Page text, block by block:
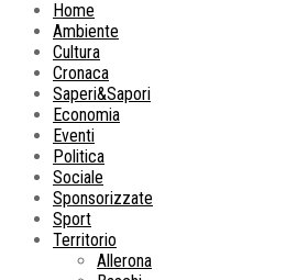
Home
Ambiente
Cultura
Cronaca
Saperi&Sapori
Economia
Eventi
Politica
Sociale
Sponsorizzate
Sport
Territorio
Allerona